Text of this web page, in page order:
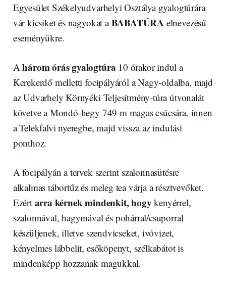
Egyesület Székelyudvarhelyi Osztálya gyalogtúrára
vár kicsiket és nagyokat aBABATÚRA elnevezésű
eseményükre.
Ahárom órás gyalogtúra 10 órakor indul a
Kerekerdő melletti focipályáról a Nagy-oldalba, majd
az Udvarhely Környéki Teljesítmény-túra útvonalát
követve a Mondó-hegy 749 m magas csúcsára, innen
a Telekfalvi nyeregbe, majd vissza az indulási
ponthoz.
A focipályán a tervek szerint szalonnasütésre
alkalmas tábortűz és meleg tea várja a résztvevőket.
Ezért arra kérnek mindenkit, hogy kenyérrel,
szalonnával, hagymával és pohárral/csuporral
készüljenek, illetve szendvicseket, ivóvizet,
kényelmes lábbelit, esőköpenyt, szélkabátot is
mindenképp hozzanak magukkal.